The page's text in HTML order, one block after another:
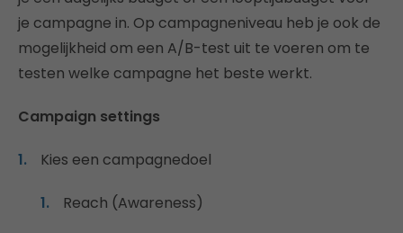
je campagne in. Op campagneniveau heb je ook de
mogelijkheid om een A/B-test uit te voeren om te
testen welke campagne het beste werkt.
Campaign settings
Kies een campagnedoel
Reach (Awareness)